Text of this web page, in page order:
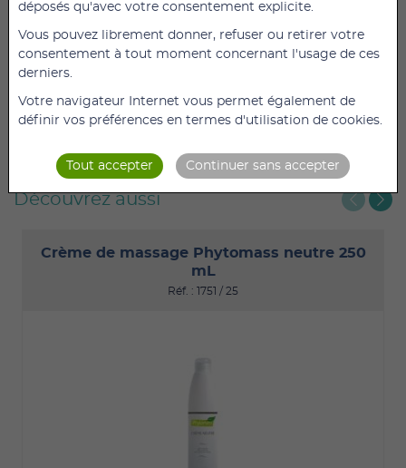
Découvrez aussi
Crème de massage Phytomass neutre 250
mL
Réf. : 1751 / 25
déposés qu'avec votre consentement explicite.
Vous pouvez librement donner, refuser ou retirer votre
consentement à tout moment concernant l'usage de ces
derniers.
Votre navigateur Internet vous permet également de
définir vos préférences en termes d'utilisation de cookies.
Tout accepter Continuer sans accepter